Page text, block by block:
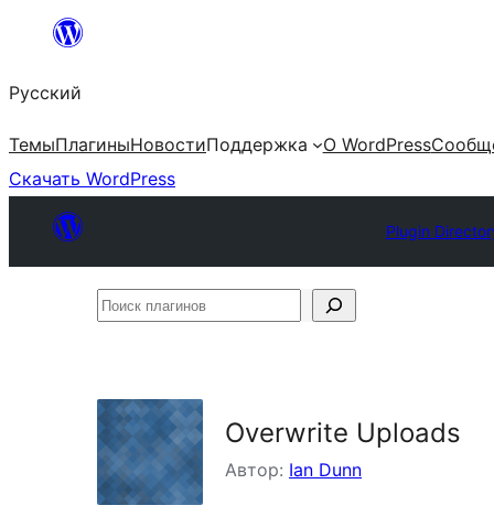
Перейти
содержимому
Русский
ТемыПлагиныНовостиПоддержка О WordPress
Скачать WordPress
Plugin
Поиск
Overwrite Uploads
Автор: Ian Dunn